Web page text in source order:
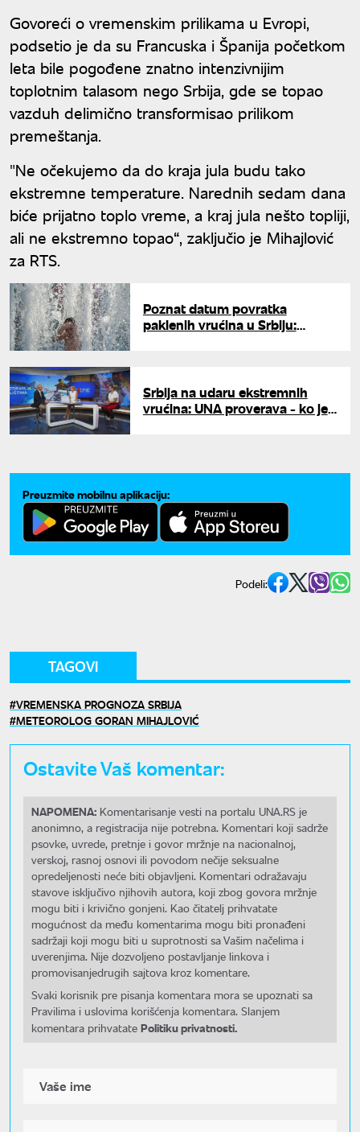
Govoreći o vremenskim prilikama u Evropi,
podsetio je da su Francuska i Španija početkom
leta bile pogođene znatno intenzivnijim
toplotnim talasom nego Srbija, gde se topao
vazduh delimično transformisao prilikom
premeštanja.
"Ne očekujemo da do kraja jula budu tako
ekstremne temperature. Narednih sedam dana
biće prijatno toplo vreme, a kraj jula nešto topliji,
ali ne ekstremno topao“, zaključio je Mihajlović
za RTS.
Poznat datum povratka
paklenih vrućina u Srbiju:
Srbija na udaru ekstremnih
vrućina: UNA proverava - ko je
Preuzmite mobilnu aplikaciju:
Podeli:
TAGOVI
VREMENSKA PROGNOZA SRBIJA
METEOROLOG GORAN MIHAJLOVIĆ
Ostavite Vaš komentar:
NAPOMENA: Komentarisanje vesti na portalu UNA.RS je
anonimno, a registracija nije potrebna. Komentari koji sadrže
psovke, uvrede, pretnje i govor mržnje na nacionalnoj,
verskoj, rasnoj osnovi ili povodom nečije seksualne
opredeljenosti neće biti objavljeni. Komentari odražavaju
stavove isključivo njihovih autora, koji zbog govora mržnje
mogu biti i krivično gonjeni. Kao čitatelj prihvatate
mogućnost da među komentarima mogu biti pronađeni
sadržaji koji mogu biti u suprotnosti sa Vašim načelima i
uverenjima. Nije dozvoljeno postavljanje linkova i
promovisanjedrugih sajtova kroz komentare.
Svaki korisnik pre pisanja komentara mora se upoznati sa
Pravilima i uslovima korišćenja komentara. Slanjem
komentara prihvatate Politiku privatnosti.